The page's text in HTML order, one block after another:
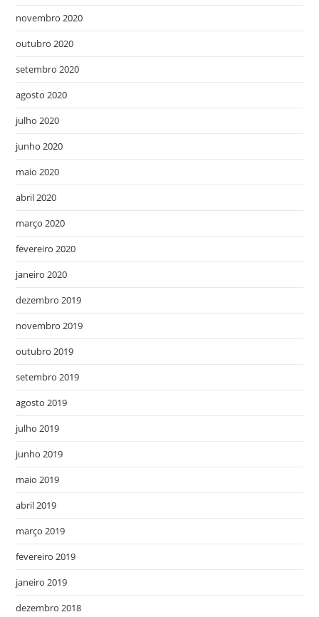
novembro 2020
outubro 2020
setembro 2020
agosto 2020
julho 2020
junho 2020
maio 2020
abril 2020
março 2020
fevereiro 2020
janeiro 2020
dezembro 2019
novembro 2019
outubro 2019
setembro 2019
agosto 2019
julho 2019
junho 2019
maio 2019
abril 2019
março 2019
fevereiro 2019
janeiro 2019
dezembro 2018